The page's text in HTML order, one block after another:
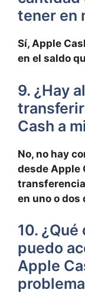
tener en
Sí, Apple​
en ⁤el saldo
9. ¿Hay
Cash a
No, no hay
desde Apple
en ⁣uno o ‌dos
10.
puedo⁤
Apple